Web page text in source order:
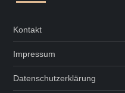
Kontakt
Impressum
Datenschutzerklärung